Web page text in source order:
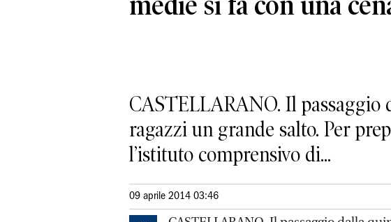
CASTELLARANO. Il
ragazzi un grande salto. Per
l’istituto comprensivo di...
09 aprile 2014 03:46